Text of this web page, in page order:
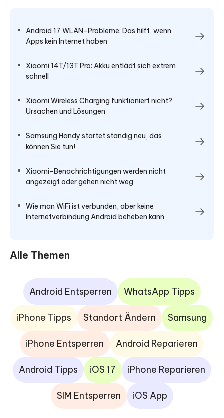
Android 17 WLAN-Probleme: Das hilft, wenn
Apps kein Internet haben
Xiaomi 14T/13T Pro: Akku entlädt sich extrem
schnell
Xiaomi Wireless Charging funktioniert nicht?
Ursachen und Lösungen
Samsung Handy startet ständig neu, das
können Sie tun!
Xiaomi-Benachrichtigungen werden nicht
angezeigt oder gehen nicht weg
Wie man WiFi ist verbunden, aber keine
Internetverbindung Android beheben kann
Alle Themen
Android Entsperren WhatsApp Tipps
iPhone Tipps Standort Ändern Samsung
iPhone Entsperren Android Reparieren
Android Tipps iOS 17 iPhone Reparieren
SIM Entsperren iOS App